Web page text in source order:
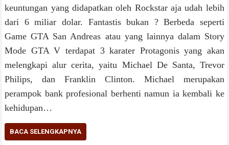
keuntungan yang didapatkan oleh Rockstar aja udah lebih
dari 6 miliar dolar. Fantastis bukan ? Berbeda seperti
Game GTA San Andreas atau yang lainnya dalam Story
Mode GTA V terdapat 3 karater Protagonis yang akan
melengkapi alur cerita, yaitu Michael De Santa, Trevor
Philips, dan Franklin Clinton. Michael merupakan
perampok bank profesional berhenti namun ia kembali ke
kehidupan…
BACA SELENGKAPNYA